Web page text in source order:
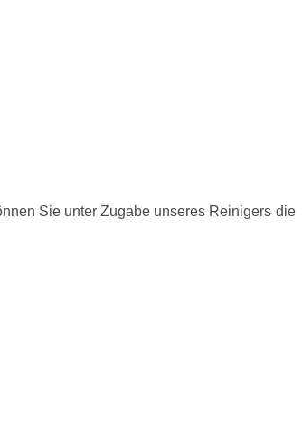
Sie unter Zugabe unseres Reinigers die